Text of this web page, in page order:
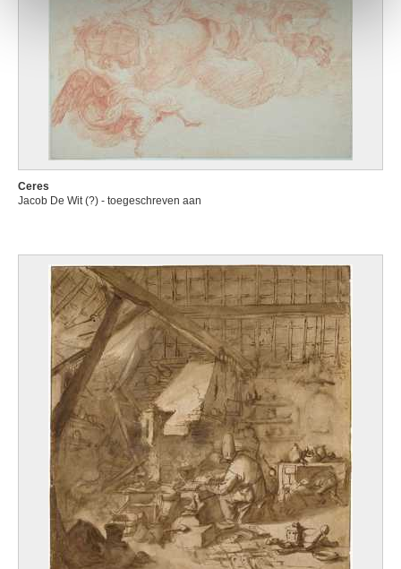
Ceres
Jacob De Wit (?) - toegeschreven aan